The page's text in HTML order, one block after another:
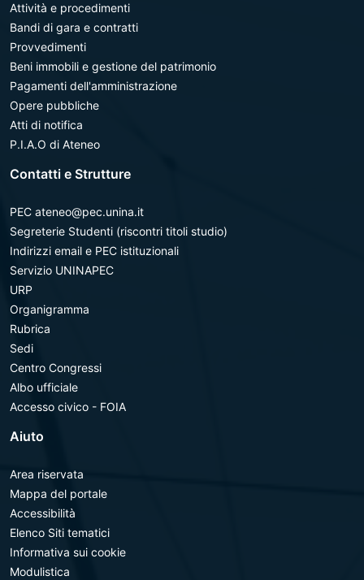
Attività e procedimenti
Bandi di gara e contratti
Provvedimenti
Beni immobili e gestione del patrimonio
Pagamenti dell'amministrazione
Opere pubbliche
Atti di notifica
P.I.A.O di Ateneo
Contatti e Strutture
PEC ateneo@pec.unina.it
Segreterie Studenti (riscontri titoli studio)
Indirizzi email e PEC istituzionali
Servizio UNINAPEC
URP
Organigramma
Rubrica
Sedi
Centro Congressi
Albo ufficiale
Accesso civico - FOIA
Aiuto
Area riservata
Mappa del portale
Accessibilità
Elenco Siti tematici
Informativa sui cookie
Modulistica